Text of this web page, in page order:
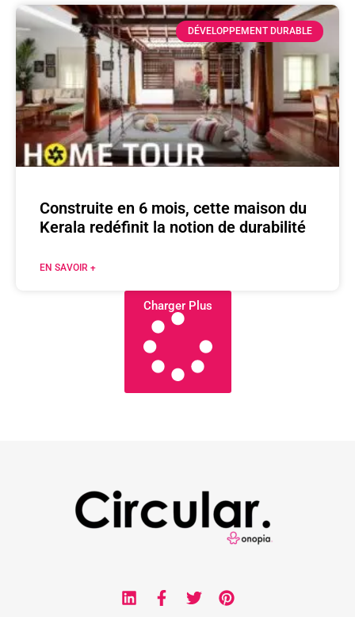
DÉVELOPPEMENT DURABLE
Construite en 6 mois, cette maison du
Kerala redéfinit la notion de durabilité
EN SAVOIR +
Charger Plus